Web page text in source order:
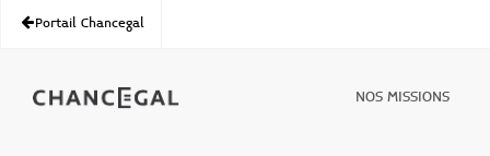
Portail Chancegal
NOS MISSIONS